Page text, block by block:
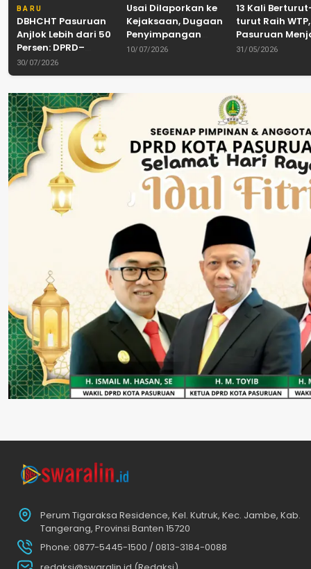
BARU
DBHCHT Pasuruan
Anjlok Lebih dari 50
Persen: DPRD–
Pemkab–Bea Cukai
Perkuat Perang
Rokok Ilegal
30/07/2026
Usai Dilaporkan ke
Kejaksaan, Dugaan
Penyimpangan
Banpol PDIP
Dinyatakan Tuntas
10/07/2026
13 Kali
turut Raih WTP,
Pasuruan
Tradisi
Tengah
31/05/2026
Perum Tigaraksa Residence, Kel. Kutruk, Kec. Jambe, Kab.
Tangerang, Provinsi Banten 15720
Phone: 0877-5445-1500 / 0813-3184-0088